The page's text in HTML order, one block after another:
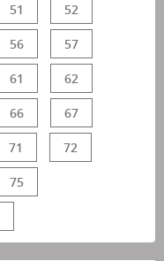
51 52
56 57
61 62
66 67
71 72
75